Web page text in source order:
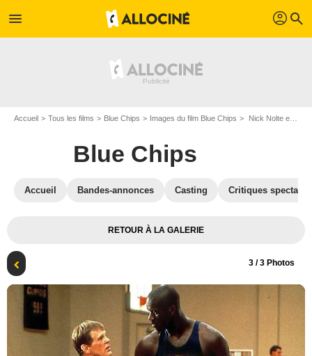
menu profil search
Accueil Tous les films Blue Chips Images du film Blue Chips Nick Nolte et Shaquille O'Neal
Blue Chips
Accueil Bandes-annonces Casting Critiques
RETOUR À LA GALERIE
3 / 3 Photos